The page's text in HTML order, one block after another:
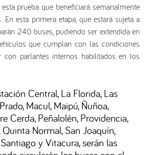
prueba que beneficiará semanalmente
esta primera etapa, que estará sujeta a
240 buses, pudiendo ser extendida en
que cumplan con las condiciones
con parlantes internos habilitados en los
Central, La Florida, Las
Macul, Maipú, Ñuñoa,
Cerda, Peñalolén, Providencia,
Normal, San Joaquín,
y Vitacura, serán las